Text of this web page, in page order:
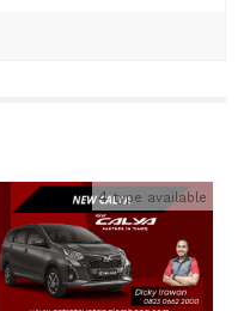
4type available